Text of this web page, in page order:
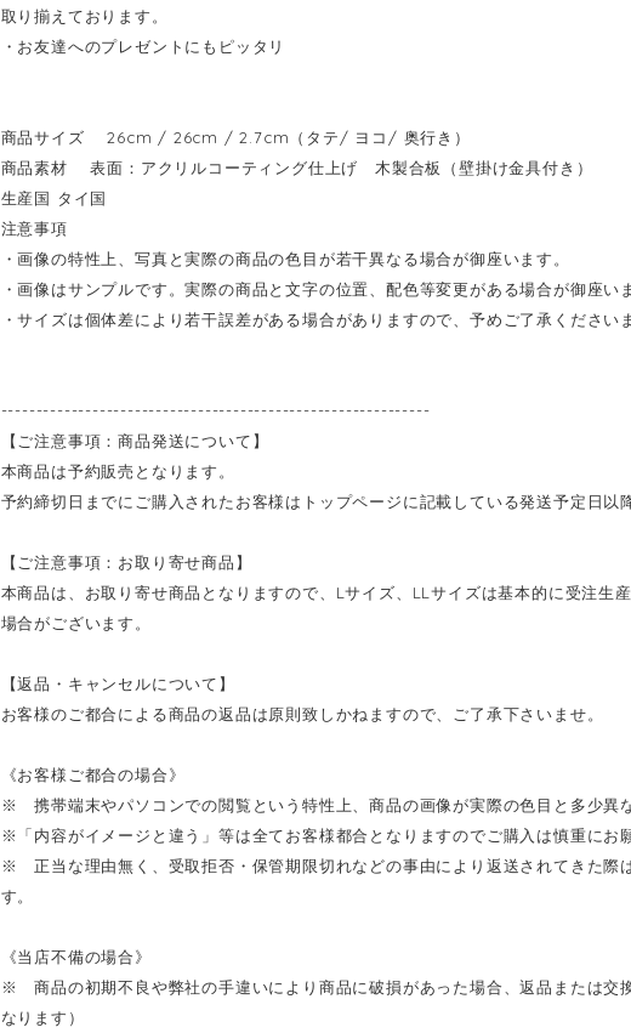
取り揃えております。
・お友達へのプレゼントにもピッタリ
商品サイズ 26cm / 26cm / 2.7cm（タテ/ ヨコ/ 奥行き）
商品素材 表面：アクリルコーティング仕上げ 木製合板（壁掛け金具付き）
生産国 タイ国
注意事項
・画像の特性上、写真と実際の商品の色目が若干異なる場合が御座います。
・画像はサンプルです。実際の商品と文字の位置、配色等変更がある場合が御座い
・サイズは個体差により若干誤差がある場合がありますので、予めご了承ください
-------------------------------------------------------------
【ご注意事項：商品発送について】
本商品は予約販売となります。
予約締切日までにご購入されたお客様はトップページに記載している発送予定日
【ご注意事項：お取り寄せ商品】
本商品は、お取り寄せ商品となりますので、Lサイズ、LLサイズは基本的に受注生
場合がございます。
【返品・キャンセルについて】
お客様のご都合による商品の返品は原則致しかねますので、ご了承下さいませ。
《お客様ご都合の場合》
※ 携帯端末やパソコンでの閲覧という特性上、商品の画像が実際の色目と多少異
※「内容がイメージと違う」等は全てお客様都合となりますのでご購入は慎重にお
※ 正当な理由無く、受取拒否・保管期限切れなどの事由により返送されてきた際
す。
《当店不備の場合》
※ 商品の初期不良や弊社の手違いにより商品に破損があった場合、返品または交
なります）